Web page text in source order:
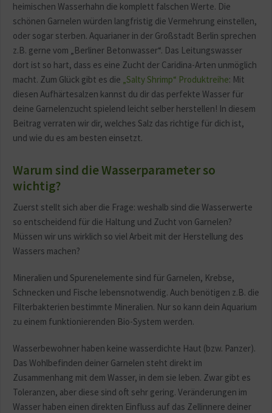
heimischen Wasserhahn die komplett falschen Werte. Die
schönen Garnelen würden langfristig die Vermehrung einstellen,
oder sogar sterben. Aquarianer in der Großstadt Berlin sprechen
z.B. gerne vom „Berliner Betonwasser“. Das Leitungswasser
dort ist so hart, dass es eine Zucht der Caridina-Arten unmöglich
macht. Zum Glück gibt es die „Salty Shrimp“ Produktreihe: Mit
diesen Aufhärtesalzen kannst du dir das perfekte Wasser für
deine Garnelenzucht spielend leicht selber herstellen! In diesem
Beitrag verraten wir dir, welches Salz das richtige für dich ist,
und wie du es am besten einsetzt.
Warum sind die Wasserparameter so
wichtig?
Zuerst stellt sich aber die Frage: weshalb sind die Wasserwerte
so entscheidend für die Haltung und Zucht von Garnelen?
Müssen wir uns wirklich so viel Arbeit mit der Herstellung des
Wassers machen?
Mineralien und Spurenelemente sind für Garnelen, Krebse,
Schnecken und Fische lebensnotwendig. Auch benötigen z.B. die
Filterbakterien bestimmte Mineralien. Nur so kann dein Aquarium
zu einem funktionierenden Bio-System werden.
Wasserbewohner haben keine wasserdichte Haut (bzw. Panzer).
Das Wohlbefinden deiner Garnelen steht direkt im
Zusammenhang mit dem Wasser, in dem sie leben. Zwar gibt es
Toleranzen, aber diese sind oft sehr gering. Veränderungen im
Wasser haben einen direkten Einfluss auf das Zellinnere deiner